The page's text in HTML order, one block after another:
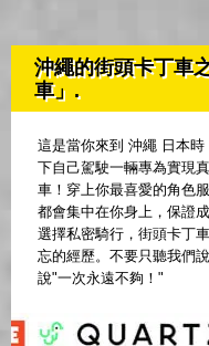
沖繩的街頭卡丁車
車」.
這是當你來到 沖繩 日本
下自己駕駛一輛專為實現
車！穿上你最喜愛的角色
都會集中在你身上，保證
選擇私密騎行，街頭卡丁
忘的經歷。不要只聽我們
說"一次永遠不夠！"